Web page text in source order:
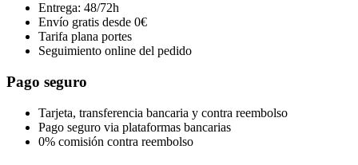
Entrega: 48/72h
Envío gratis desde 0€
Tarifa plana portes
Seguimiento online del pedido
Pago seguro
Tarjeta, transferencia bancaria y contra reembolso
Pago seguro via plataformas bancarias
0% comisión contra reembolso